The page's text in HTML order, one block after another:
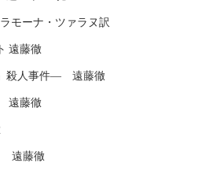
モーナ・ツァラヌ訳
遠藤徹
殺人事件― 遠藤徹
遠藤徹
遠藤徹